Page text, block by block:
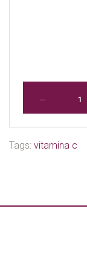
Tags: vitamina c